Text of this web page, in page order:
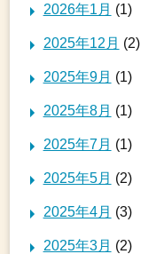
2026年1月 (1)
2025年12月 (2)
2025年9月 (1)
2025年8月 (1)
2025年7月 (1)
2025年5月 (2)
2025年4月 (3)
2025年3月 (2)